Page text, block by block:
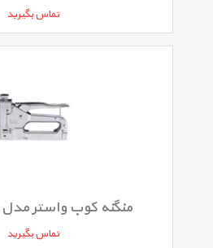
تماس بگیرید
منگنه کوب واستر مدل VSGM001
تماس بگیرید